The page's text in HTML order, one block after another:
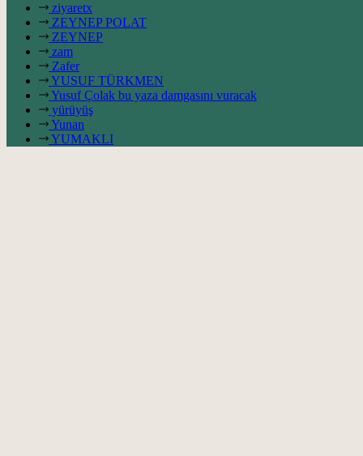
ziyaretx
ZEYNEP POLAT
ZEYNEP
zam
Zafer
YUSUF TÜRKMEN
Yusuf Çolak bu yaza damgasını vuracak
yürüyüş
Yunan
YUMAKLI